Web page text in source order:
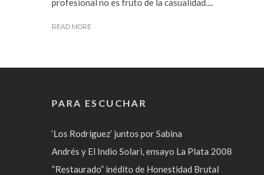
profesional no es fruto de la casualidad....
READ MORE
PARA ESCUCHAR
‘Los Rodríguez’ juntos por Sabina
Andrés y El Indio Solari, ensayo La Plata 2008
“Restaurado” inédito de Honestidad Brutal